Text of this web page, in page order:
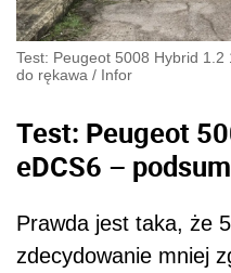
Test: Peugeot 5008 Hybrid
do rękawa / Infor
Test: Peugeot
eDCS6 –
Prawda jest taka, że
zdecydowanie mniej